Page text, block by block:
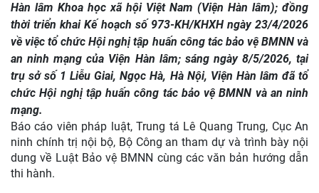
Hàn lâm Khoa học xã hội Việt Nam (Viện Hàn lâm); đồng
thời triển khai Kế hoạch số 973-KH/KHXH ngày 23/4/2026
về việc tổ chức Hội nghị tập huấn công tác bảo vệ BMNN và
an ninh mạng của Viện Hàn lâm; sáng ngày 8/5/2026, tại
trụ sở số 1 Liễu Giai, Ngọc Hà, Hà Nội, Viện Hàn lâm đã tổ
chức Hội nghị tập huấn công tác bảo vệ BMNN và an ninh
mạng.
Báo cáo viên pháp luật, Trung tá Lê Quang Trung, Cục An
ninh chính trị nội bộ, Bộ Công an tham dự và trình bày nội
dung về Luật Bảo vệ BMNN cùng các văn bản hướng dẫn
thi hành.